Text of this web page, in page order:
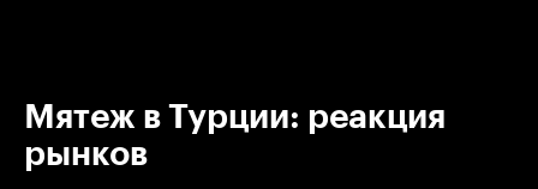
Мятеж в Турции: реакция
рынков